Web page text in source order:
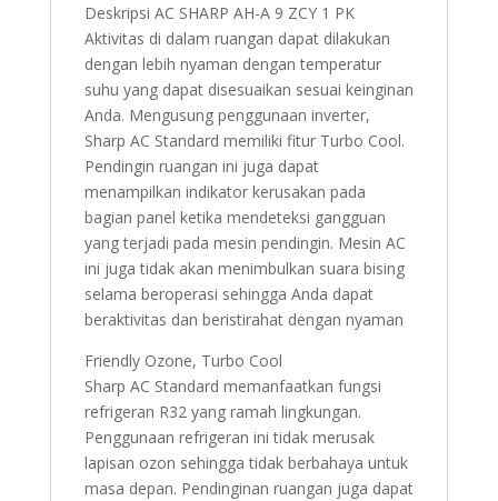
Deskripsi AC SHARP AH-A 9 ZCY 1 PK
Aktivitas di dalam ruangan dapat dilakukan
dengan lebih nyaman dengan temperatur
suhu yang dapat disesuaikan sesuai keinginan
Anda. Mengusung penggunaan inverter,
Sharp AC Standard memiliki fitur Turbo Cool.
Pendingin ruangan ini juga dapat
menampilkan indikator kerusakan pada
bagian panel ketika mendeteksi gangguan
yang terjadi pada mesin pendingin. Mesin AC
ini juga tidak akan menimbulkan suara bising
selama beroperasi sehingga Anda dapat
beraktivitas dan beristirahat dengan nyaman
Friendly Ozone, Turbo Cool
Sharp AC Standard memanfaatkan fungsi
refrigeran R32 yang ramah lingkungan.
Penggunaan refrigeran ini tidak merusak
lapisan ozon sehingga tidak berbahaya untuk
masa depan. Pendinginan ruangan juga dapat